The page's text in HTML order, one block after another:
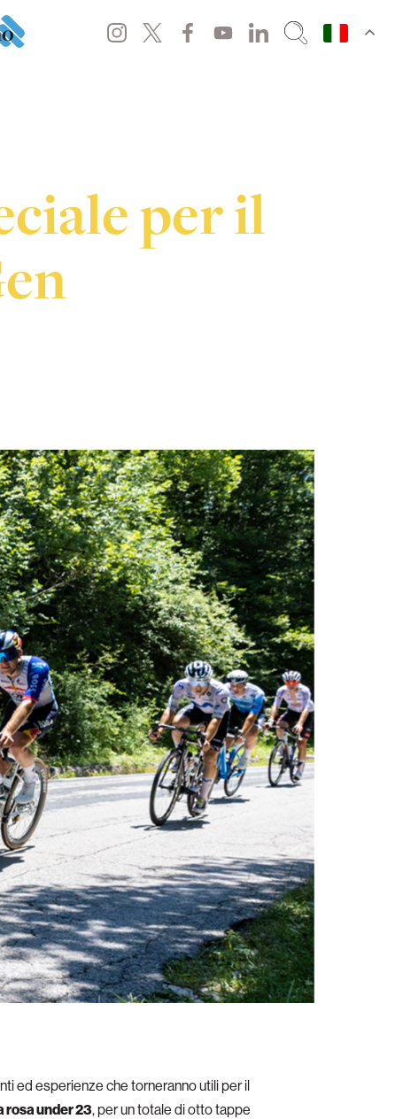
per il
ed esperienze che torneranno utili per il
rosa under 23, per un totale di otto tappe